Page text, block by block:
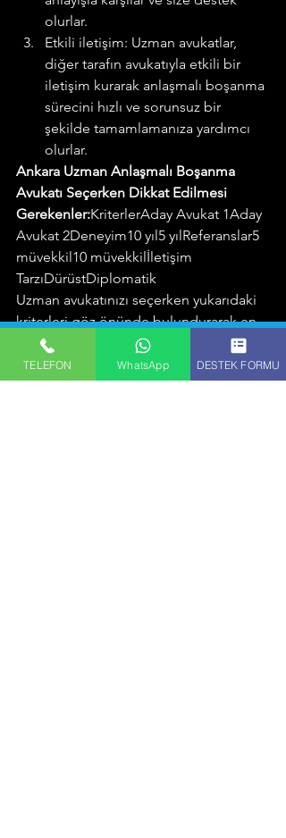
olurlar.
Etkili iletişim: Uzman avukatlar,
diğer tarafın avukatıyla etkili bir
iletişim kurarak anlaşmalı boşanma
sürecini hızlı ve sorunsuz bir
şekilde tamamlamanıza yardımcı
olurlar.
Ankara Uzman Anlaşmalı Boşanma
Avukatı Seçerken Dikkat Edilmesi
Gerekenler:KriterlerAday Avukat 1Aday
Avukat 2Deneyim10 yıl5 yılReferanslar5
müvekkil10 müvekkilİletişim
TarzıDürüstDiplomatik
Uzman avukatınızı seçerken yukarıdaki
kriterleri göz önünde bulundurarak en
doğru tercihi yapabilirsiniz.
Ankara’da uzman anlaşmalı boşanma
avukatı, size yaşadığınız boşanma
TELEFON WhatsApp DESTEK FORMU